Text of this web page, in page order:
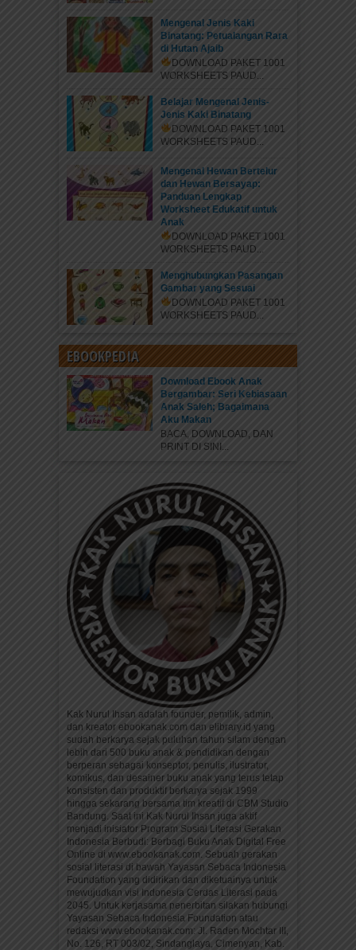
Mengenal Jenis Kaki
Binatang: Petualangan Rara
di Hutan Ajaib
DOWNLOAD PAKET 1001
WORKSHEETS PAUD...
Belajar Mengenal Jenis-
Jenis Kaki Binatang
DOWNLOAD PAKET 1001
WORKSHEETS PAUD...
Mengenal Hewan Bertelur
dan Hewan Bersayap:
Panduan Lengkap
Worksheet Edukatif untuk
Anak
DOWNLOAD PAKET 1001
WORKSHEETS PAUD...
Menghubungkan Pasangan
Gambar yang Sesuai
DOWNLOAD PAKET 1001
WORKSHEETS PAUD...
EBOOKPEDIA
Download Ebook Anak
Bergambar: Seri Kebiasaan
Anak Saleh; Bagaimana
Aku Makan
BACA, DOWNLOAD, DAN
PRINT DI SINI...
Kak Nurul Ihsan adalah founder, pemilik, admin,
dan kreator ebookanak.com dan elibrary.id yang
sudah berkarya sejak puluhan tahun silam dengan
lebih dari 500 buku anak & pendidikan dengan
berperan sebagai konseptor, penulis, ilustrator,
komikus, dan desainer buku anak yang terus tetap
konsisten dan produktif berkarya sejak 1999
hingga sekarang bersama tim kreatif di CBM Studio
Bandung. Saat ini Kak Nurul Ihsan juga aktif
menjadi inisiator Program Sosial Literasi Gerakan
Indonesia Berbudi: Berbagi Buku Anak Digital Free
Online di www.ebookanak.com. Sebuah gerakan
sosial literasi di bawah Yayasan Sebaca Indonesia
Foundation yang didirikan dan diketuainya untuk
mewujudkan visi Indonesia Cerdas Literasi pada
2045. Untuk kerjasama penerbitan silakan hubungi
Yayasan Sebaca Indonesia Foundation atau
redaksi www.ebookanak.com: Jl. Raden Mochtar III,
No. 126, RT 003/02, Sindanglaya, Cimenyan, Kab.